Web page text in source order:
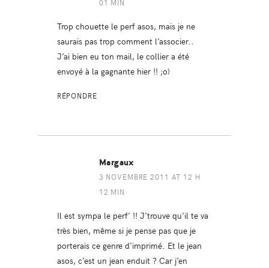
01 MIN
Trop chouette le perf asos, mais je ne
saurais pas trop comment l’associer..
J’ai bien eu ton mail, le collier a été
envoyé à la gagnante hier !! ;o)
RÉPONDRE
Margaux
3 NOVEMBRE 2011 AT 12 H
12 MIN
Il est sympa le perf’ !! J’trouve qu’il te va
très bien, même si je pense pas que je
porterais ce genre d’imprimé. Et le jean
asos, c’est un jean enduit ? Car j’en